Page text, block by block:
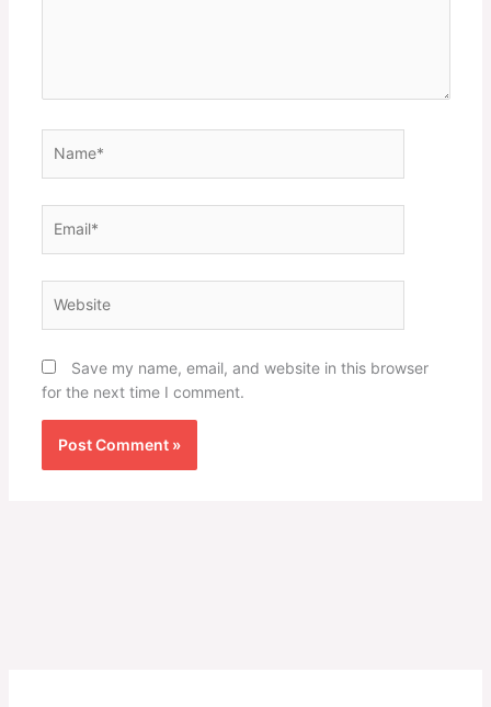
Save my name, email, and website in this browser
for the next time I comment.